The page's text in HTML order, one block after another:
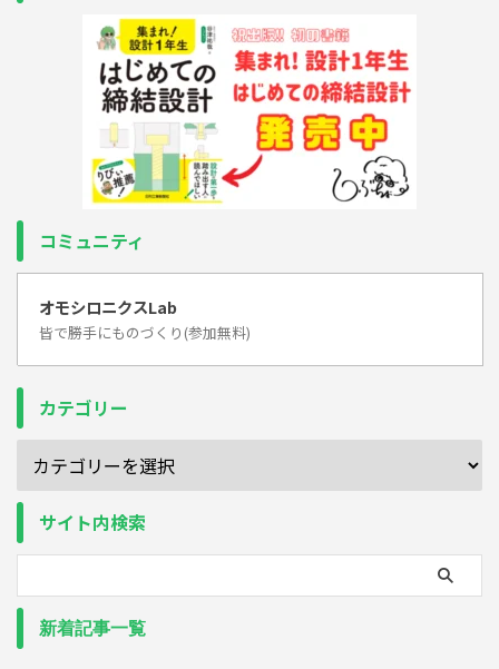
コミュニティ
オモシロニクスLab
皆で勝手にものづくり(参加無料)
カテゴリー
サイト内検索
新着記事一覧